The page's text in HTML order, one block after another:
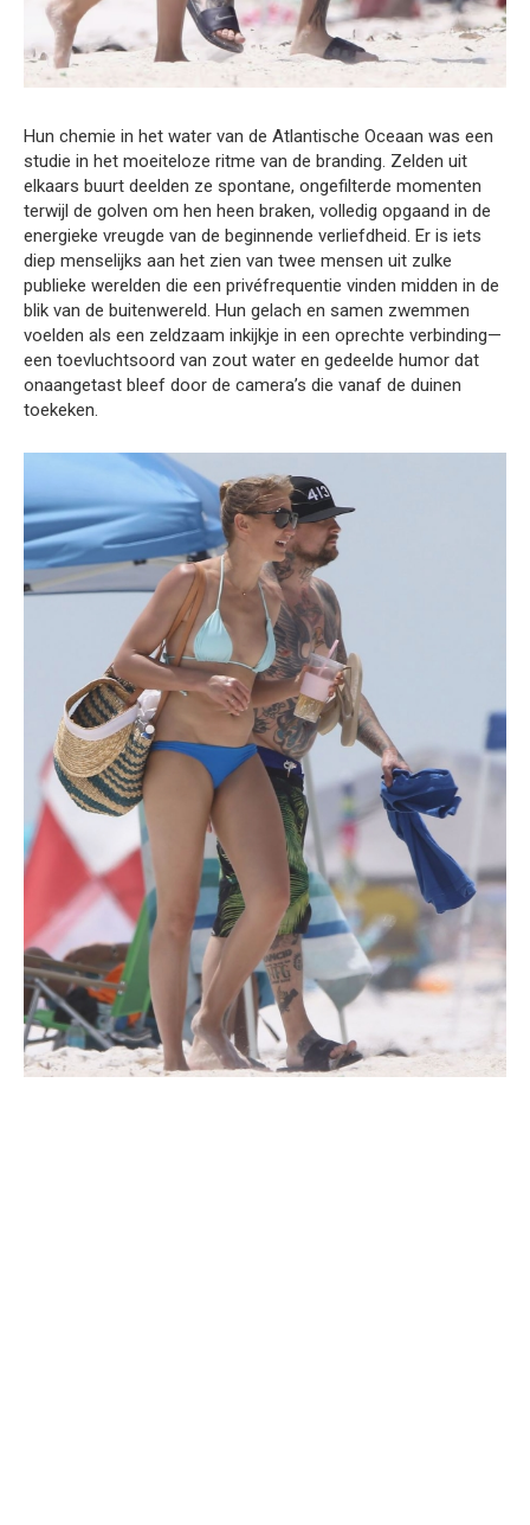
Hun chemie in het water van de Atlantische Oceaan was een
studie in het moeiteloze ritme van de branding. Zelden uit
elkaars buurt deelden ze spontane, ongefilterde momenten
terwijl de golven om hen heen braken, volledig opgaand in de
energieke vreugde van de beginnende verliefdheid. Er is iets
diep menselijks aan het zien van twee mensen uit zulke
publieke werelden die een privéfrequentie vinden midden in de
blik van de buitenwereld. Hun gelach en samen zwemmen
voelden als een zeldzaam inkijkje in een oprechte verbinding—
een toevluchtsoord van zout water en gedeelde humor dat
onaangetast bleef door de camera’s die vanaf de duinen
toekeken.